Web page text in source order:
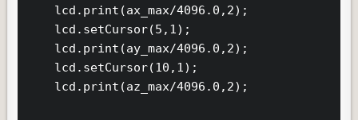
    lcd.print(ax_max/4096.0,2);
    lcd.setCursor(5,1);
    lcd.print(ay_max/4096.0,2);
    lcd.setCursor(10,1);
    lcd.print(az_max/4096.0,2);